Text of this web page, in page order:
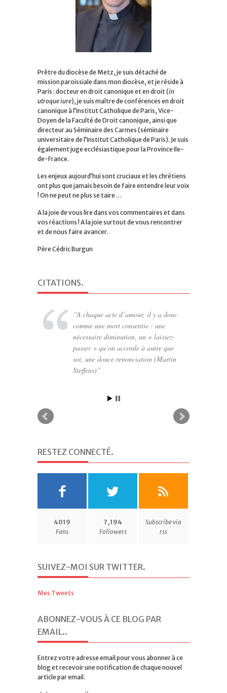
Prêtre du diocèse de Metz, je suis détaché de
mission paroissiale dans mon diocèse, et je réside à
Paris : docteur en droit canonique et en droit (in
utroque iure), je suis maître de conférences en droit
canonique à l’Institut Catholique de Paris, Vice-
Doyen de la Faculté de Droit canonique, ainsi que
directeur au Séminaire des Carmes (séminaire
universitaire de l’Institut Catholique de Paris). Je suis
également juge ecclésiastique pour la Province Ile-
de-France.
Les enjeux aujourd’hui sont cruciaux et les chrétiens
ont plus que jamais besoin de faire entendre leur voix
! On ne peut ne plus se taire …
A la joie de vous lire dans vos commentaires et dans
vos réactions ! A la joie surtout de vous rencontrer
et de nous faire avancer.
Père Cédric Burgun
CITATIONS.
A chaque acte d’amour, il y a donc
comme une mort consentie : une
nécessaire diminution, un « laissez-
passer » qu’on accorde à autre que
soi, une douce renonciation (Martin
Steffens)
RESTEZ CONNECTÉ.
4019
Fans
7,194
Followers
Subscribe via
rss
SUIVEZ-MOI SUR TWITTER.
Mes Tweets
ABONNEZ-VOUS À CE BLOG PAR
EMAIL..
Entrez votre adresse email pour vous abonner à ce
blog et recevoir une notification de chaque nouvel
article par email.